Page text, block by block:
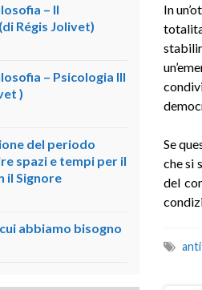
In
Se
che si
del
– II
Régis Jolivet)
– Psicologia III
)
del periodo
spazi e tempi per il
il Signore
abbiamo bisogno